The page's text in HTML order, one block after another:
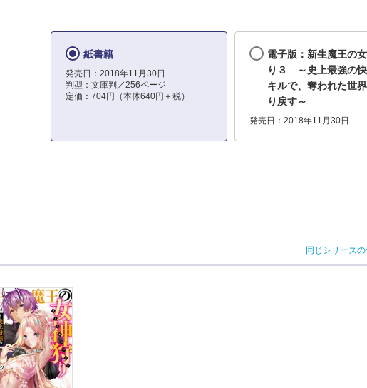
紙書籍
発売日：2018年11月30日
判型：文庫判／256ページ
定価：704円（本体640円＋税）
電子版：新生魔王の
り３ ～史上最強の
キルで、奪われた世
り戻す～
発売日：2018年11月30日
同じシリーズ